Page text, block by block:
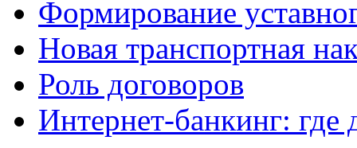
Формирование
Новая транспортная
Роль договоров
Интернет-банкинг: где